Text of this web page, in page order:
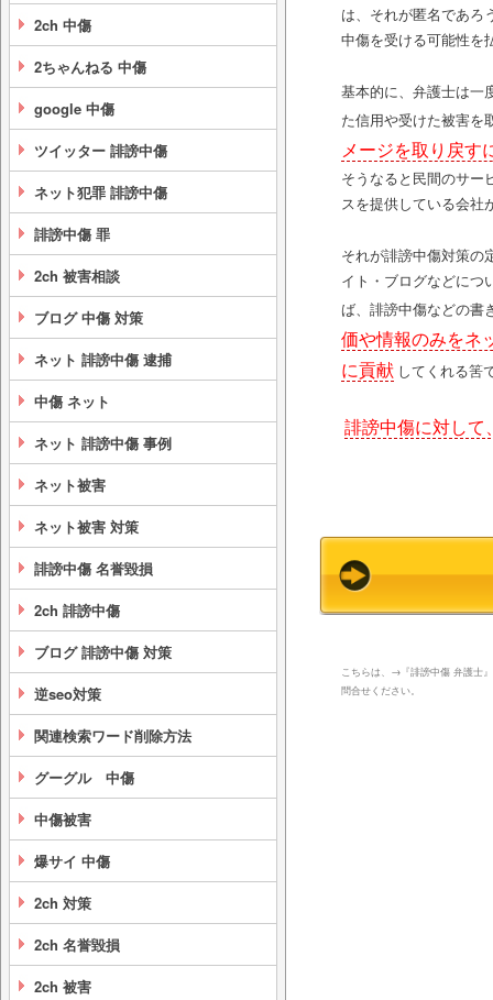
は、それが匿名であろ
中傷を受ける可能性を
基本的に、弁護士は一
た信用や受けた被害を
メージを取り戻す
そうなると民間のサー
スを提供している会社
それが誹謗中傷対策の
イト・ブログなどにつ
ば、誹謗中傷などの書
価や情報のみをネ
に貢献 してくれる筈
誹謗中傷に対して
こちらは、→『誹謗中傷 弁護士
問合せください。
2ch 中傷
2ちゃんねる 中傷
google 中傷
ツイッター 誹謗中傷
ネット犯罪 誹謗中傷
誹謗中傷 罪
2ch 被害相談
ブログ 中傷 対策
ネット 誹謗中傷 逮捕
中傷 ネット
ネット 誹謗中傷 事例
ネット被害
ネット被害 対策
誹謗中傷 名誉毀損
2ch 誹謗中傷
ブログ 誹謗中傷 対策
逆seo対策
関連検索ワード削除方法
グーグル 中傷
中傷被害
爆サイ 中傷
2ch 対策
2ch 名誉毀損
2ch 被害